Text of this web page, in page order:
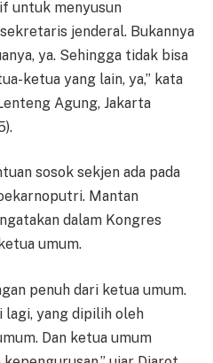
untuk menyusun
jenderal. Bukannya
ya. Sehingga tidak bisa
ketua yang lain, ya,” kata
Agung, Jakarta
sosok sekjen ada pada
Mantan
dalam Kongres
umum.
penuh dari ketua umum.
lagi, yang dipilih oleh
Dan ketua umum